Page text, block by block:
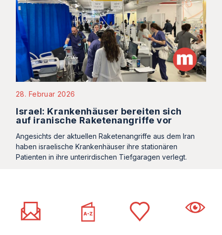
28. Februar 2026
Israel: Krankenhäuser bereiten sich
auf iranische Raketenangriffe vor
Angesichts der aktuellen Raketenangriffe aus dem Iran
haben israelische Krankenhäuser ihre stationären
Patienten in ihre unterirdischen Tiefgaragen verlegt.